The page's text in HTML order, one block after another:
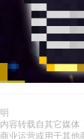
容转载自其它媒体
业运营或用于其他